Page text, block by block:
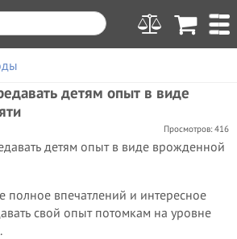
детям опыт в виде
Просмотров: 416
впечатлений и интересное
свой опыт потомкам на уровне